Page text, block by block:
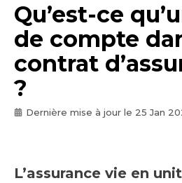
Qu’est-ce
de compte
contrat
?
Dernière mise à jour le 25 Jan
L’assurance vie en